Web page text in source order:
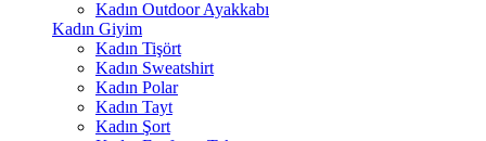
Kadın Outdoor Ayakkabı
Kadın Giyim
Kadın Tişört
Kadın Sweatshirt
Kadın Polar
Kadın Tayt
Kadın Şort